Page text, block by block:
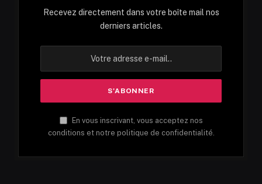
Recevez directement dans votre boîte mail nos
derniers articles.
En vous inscrivant, vous acceptez nos
conditions et notre politique de confidentialité.